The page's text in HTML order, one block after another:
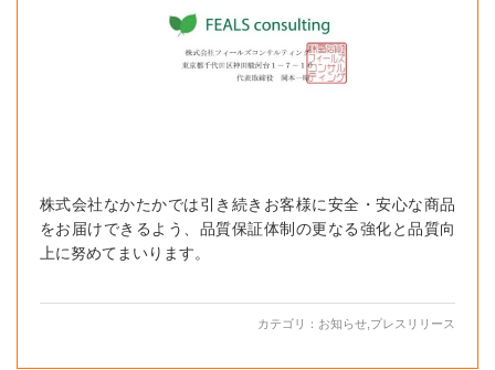
株式会社なかたかでは引き続きお客様に安全・安心な商品
をお届けできるよう、品質保証体制の更なる強化と品質向
上に努めてまいります。
カテゴリ： お知らせ プレスリリース